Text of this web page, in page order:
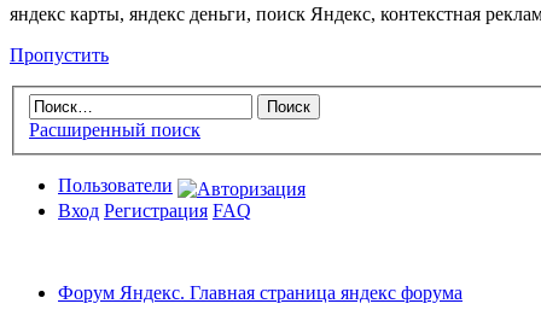
яндекс карты, яндекс деньги, поиск Яндекс, контекстная
Пропустить
Расширенный поиск
Пользователи
Вход Регистрация FAQ
Форум Яндекс. Главная страница яндекс форума